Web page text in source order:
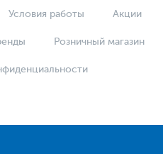
Условия работы Акции
Розничный магазин